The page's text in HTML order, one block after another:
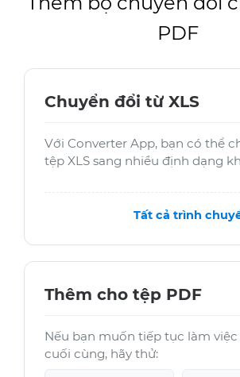
PDF
Chuyển đổi từ XLS
Với Converter App, bạn có thể
tệp XLS sang nhiều định dạng
Tất cả trình
Thêm cho tệp PDF
Nếu bạn muốn tiếp tục làm việc
cuối cùng, hãy thử: